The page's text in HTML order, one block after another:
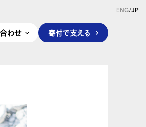
わせ 寄付で支える
ENG/JP